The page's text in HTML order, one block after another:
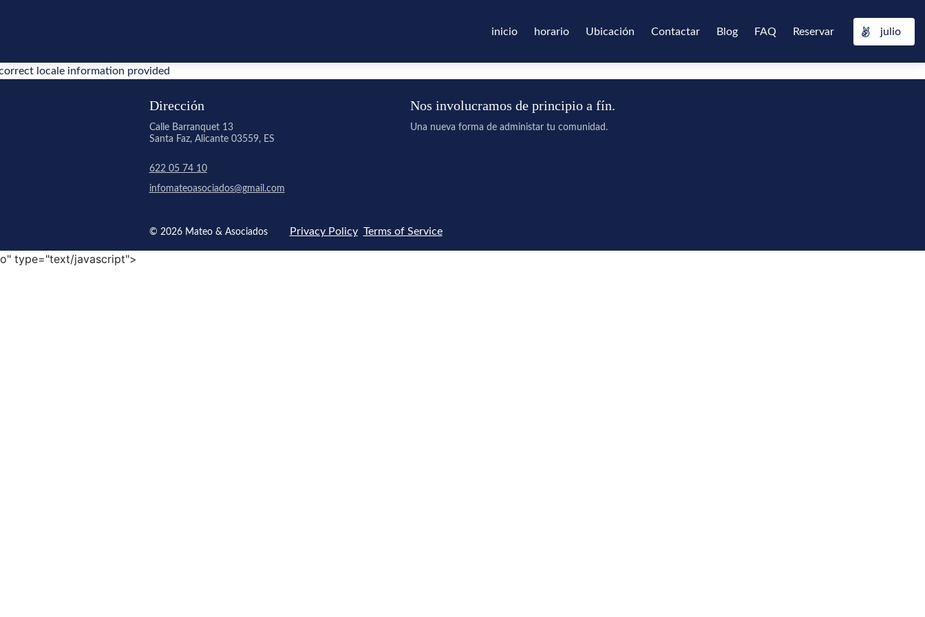
inicio horario Ubicación Contactar Blog FAQ Reservar julio
locale information provided
Dirección
Calle Barranquet 13
Santa Faz, Alicante 03559, ES
622 05 74 10
infomateoasociados@gmail.com
Nos involucramos de principio a fín.
Una nueva forma de administar tu comunidad.
© 2026 Mateo & Asociados Privacy Policy Terms of Service
o" type="text/javascript">